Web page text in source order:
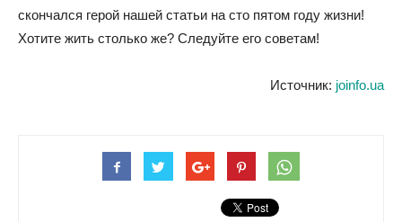
скончался герой нашей статьи на сто пятом году жизни!
Хотите жить столько же? Следуйте его советам!
Источник: joinfo.ua